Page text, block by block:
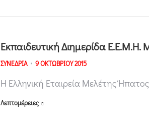
Εκπαιδευτική Διημερίδα Ε.Ε.Μ.Η.
ΣΥΝΕΔΡΙΑ 9 ΟΚΤΩΒΡΙΟΥ 2015
Η Ελληνική Εταιρεία Μελέτης
Λεπτομέρειες